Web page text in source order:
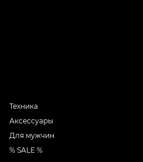
Техника
Аксессуары
Для мужчин
% SALE %